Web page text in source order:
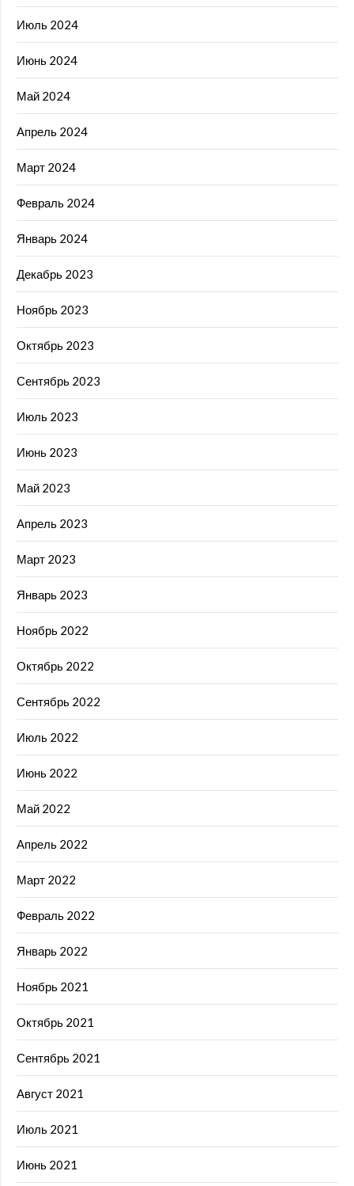
Июль 2024
Июнь 2024
Май 2024
Апрель 2024
Март 2024
Февраль 2024
Январь 2024
Декабрь 2023
Ноябрь 2023
Октябрь 2023
Сентябрь 2023
Июль 2023
Июнь 2023
Май 2023
Апрель 2023
Март 2023
Январь 2023
Ноябрь 2022
Октябрь 2022
Сентябрь 2022
Июль 2022
Июнь 2022
Май 2022
Апрель 2022
Март 2022
Февраль 2022
Январь 2022
Ноябрь 2021
Октябрь 2021
Сентябрь 2021
Август 2021
Июль 2021
Июнь 2021